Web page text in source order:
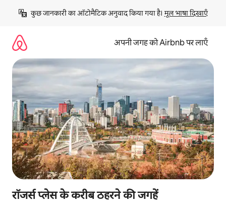
छोड़कर
कॉन्टेंट
कुछ जानकारी का ऑटोमैटिक अनुवाद किया गया है। मूल भाषा दिखाएँ
अपनी जगह को Airbnb पर लाएँ
रॉजर्स प्लेस के करीब ठहरने की जगहें